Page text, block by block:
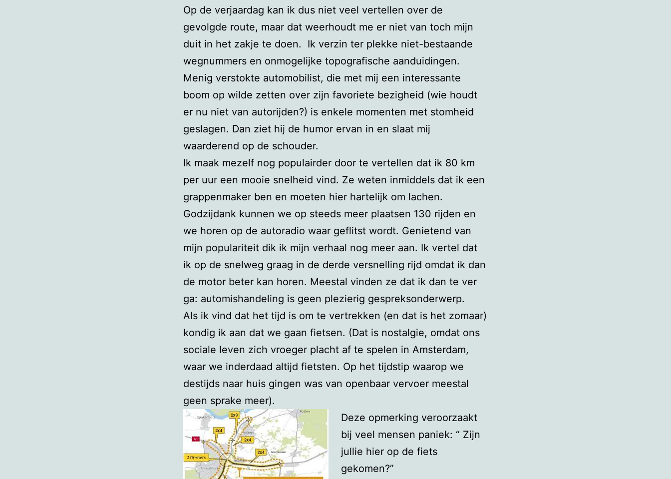
Op de verjaardag kan ik dus niet veel vertellen over de
gevolgde route, maar dat weerhoudt me er niet van toch mijn
duit in het zakje te doen. Ik verzin ter plekke niet-bestaande
wegnummers en onmogelijke topografische aanduidingen.
Menig verstokte automobilist, die met mij een interessante
boom op wilde zetten over zijn favoriete bezigheid (wie houdt
er nu niet van autorijden?) is enkele momenten met stomheid
geslagen. Dan ziet hij de humor ervan in en slaat mij
waarderend op de schouder.
Ik maak mezelf nog populairder door te vertellen dat ik 80 km
per uur een mooie snelheid vind. Ze weten inmiddels dat ik een
grappenmaker ben en moeten hier hartelijk om lachen.
Godzijdank kunnen we op steeds meer plaatsen 130 rijden en
we horen op de autoradio waar geflitst wordt. Genietend van
mijn populariteit dik ik mijn verhaal nog meer aan. Ik vertel dat
ik op de snelweg graag in de derde versnelling rijd omdat ik dan
de motor beter kan horen. Meestal vinden ze dat ik dan te ver
ga: automishandeling is geen plezierig gespreksonderwerp.
Als ik vind dat het tijd is om te vertrekken (en dat is het zomaar)
kondig ik aan dat we gaan fietsen. (Dat is nostalgie, omdat ons
sociale leven zich vroeger placht af te spelen in Amsterdam,
waar we inderdaad altijd fietsten. Op het tijdstip waarop we
destijds naar huis gingen was van openbaar vervoer meestal
geen sprake meer).
Deze opmerking veroorzaakt
bij veel mensen paniek: “ Zijn
jullie hier op de fiets
gekomen?”